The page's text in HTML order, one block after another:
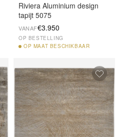
Riviera Aluminium design
tapijt 5075
VANAF€3.950
OP BESTELLING
OP MAAT BESCHIKBAAR